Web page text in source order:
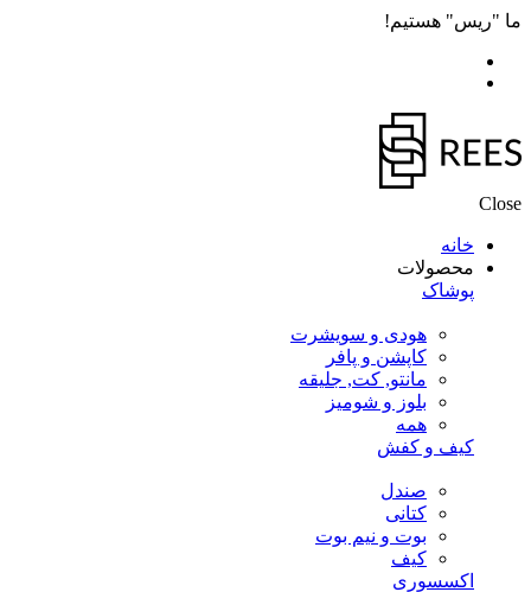
ما "ریس" هستیم!
Close
خانه
محصولات
پوشاک
هودی و سویشرت
کاپشن و پافر
مانتو, کت, جلیقه
بلوز و شومیز
همه
کیف و کفش
صندل
کتانی
بوت و نیم بوت
کیف
اکسسوری